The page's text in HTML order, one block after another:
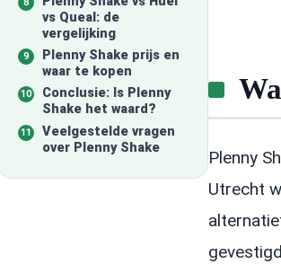
vs Queal: de
vergelijking
Plenny Shake prijs en
waar te kopen
Conclusie: Is Plenny
Shake het waard?
Veelgestelde vragen
over Plenny Shake
Plenny
Utrecht